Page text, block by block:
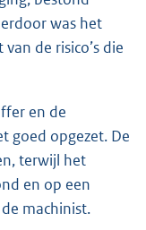
was het
de risico’s die
en de
goed opgezet. De
terwijl het
en op een
machinist.